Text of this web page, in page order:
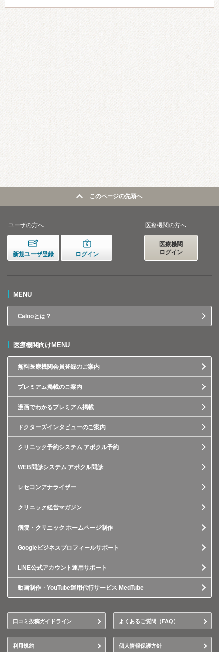
このページの先頭へ
ユーザの方へ
新規ユーザ登録 ログイン
医療機関の方へ
医療機関
ログイン
MENU
Calooとは？
医療機関向けMENU
無料医療機関会員登録のご案内
プレミアム掲載のご案内
漫画でわかるプレミアム掲載
ドクターズインタビューのご案内
クリニック予約システム アポクル予約
WEB問診システム アポクル問診
レセコンアナライザー
クリニック経営マガジン
病院・クリニック ホームページ制作
Googleビジネスプロフィールサポート
LINE公式アカウント運用サポート
動画制作・YouTube運用代行サービス MedTube
口コミ投稿ガイドライン よくあるご質問（FAQ）
利用規約 個人情報保護方針